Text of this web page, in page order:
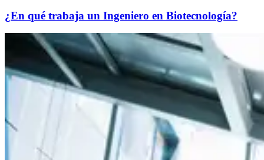
¿En qué trabaja un Ingeniero en Biotecnología?